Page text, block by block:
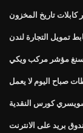
كابلات تاريخ المخزون
تمويل التجارة لندن
مؤشر مركب ويكي
صباح اليوم لا يعمل
كورس النقدية
بريد على الانترنت